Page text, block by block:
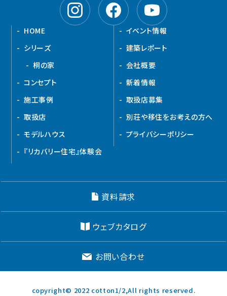
HOME
シリーズ
桐の家
コンセプト
施工事例
取扱店
モデルハウス
『リカバリー住宅』体験会
イベント情報
建築レポート
会社概要
新着情報
取扱店募集
別荘や移住をお考えの方へ
プライバシーポリシー
資料請求
ウェブカタログ
お問い合わせ
copyright© 2022 cotton1/2,All rights reserved.